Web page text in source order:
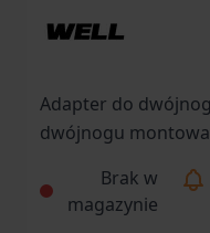
Adapter do
dwójnogu
replikach
posiada zestaw
Brak w
magazynie